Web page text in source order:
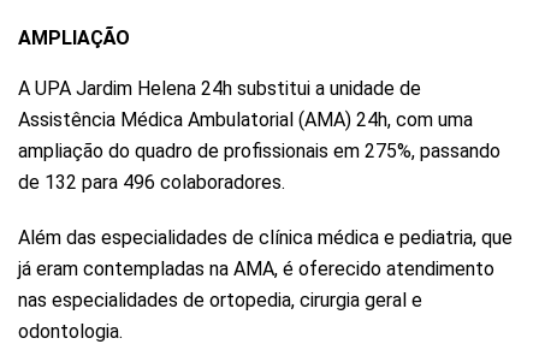
AMPLIAÇÃO
A UPA Jardim Helena 24h substitui a unidade de
Assistência Médica Ambulatorial (AMA) 24h, com uma
ampliação do quadro de profissionais em 275%, passando
de 132 para 496 colaboradores.
Além das especialidades de clínica médica e pediatria, que
já eram contempladas na AMA, é oferecido atendimento
nas especialidades de ortopedia, cirurgia geral e
odontologia.